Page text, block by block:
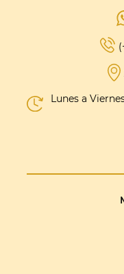
Lunes a